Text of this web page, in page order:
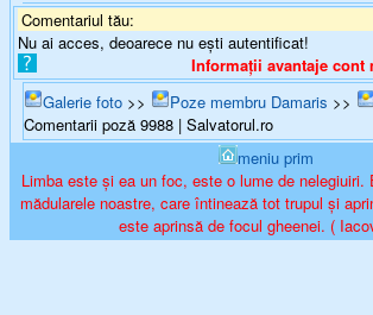
Comentariul tău:
Nu ai acces, deoarece nu ești autentificat!
Informații avantaje cont
Galerie foto >> Poze membru Damaris >>
Comentarii poză 9988 | Salvatorul.ro
meniu prim
Limba este și ea un foc, este o lume de nelegiuiri.
mădularele noastre, care întinează tot trupul și
este aprinsă de focul gheenei. (